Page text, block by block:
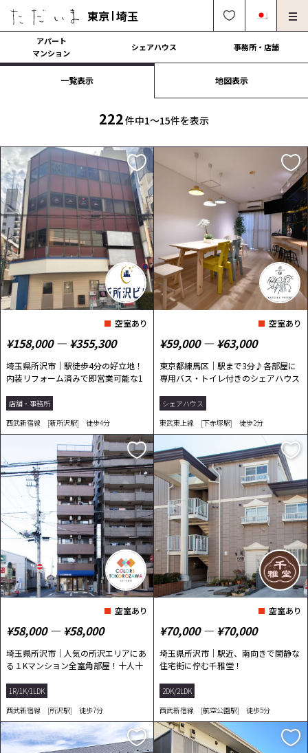
東京 埼玉
中文可 English OK 0120-249-900
オーナー様向け・管理募集
法人社宅でのご利用
契約の流れ
運営会社
アパート
マンション
シェアハウス 事務所・店舗
一覧表示 地図表示
222件中1〜15件を表示
空室あり
¥158,000 ― ¥355,300
埼玉県所沢市｜駅徒歩4分の好立地！
内装リフォーム済みで即営業可能な1
店舗・事務所
西武新宿線 [新所沢駅] 徒歩4分
空室あり
¥59,000 ― ¥63,000
東京都練馬区｜駅まで3分♪各部屋に
専用バス・トイレ付きのシェアハウス
シェアハウス
東武東上線 [下赤塚駅] 徒歩2分
空室あり
¥58,000 ― ¥58,000
埼玉県所沢市｜人気の所沢エリアにあ
る１Kマンション全室角部屋！十人十
1R/1K/1LDK
西武新宿線 [所沢駅] 徒歩7分
空室あり
¥70,000 ― ¥70,000
埼玉県所沢市｜駅近、南向きで閑静な
住宅街に佇む千雅堂！
2DK/2LDK
西武新宿線 [航空公園駅] 徒歩5分